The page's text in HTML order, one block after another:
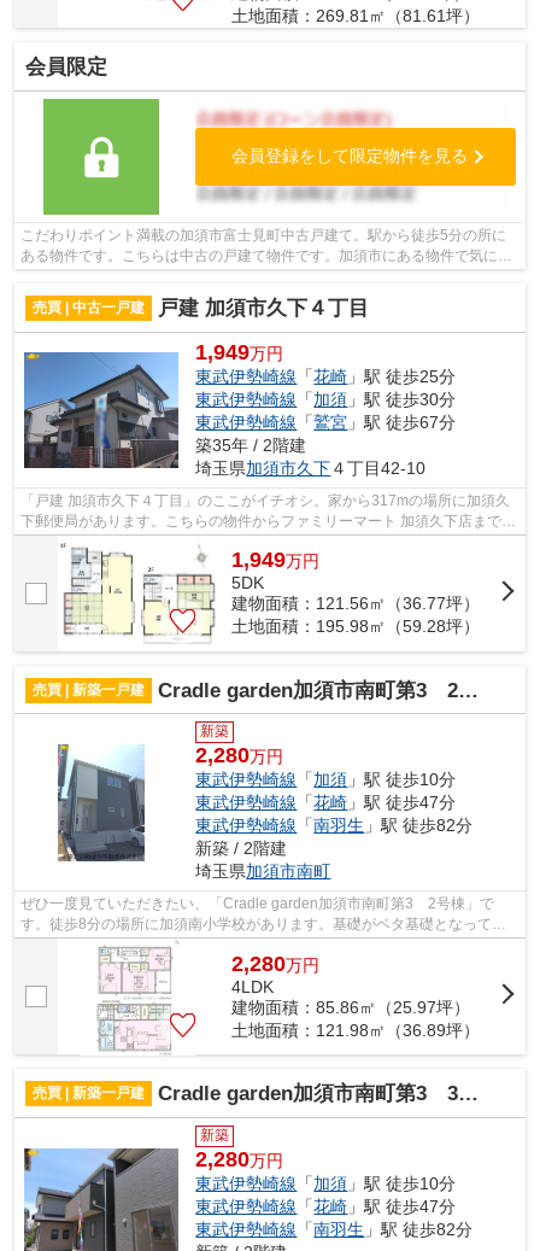
土地面積：269.81㎡（81.61坪）
会員限定
会員登録をして限定物件を見る
こだわりポイント満載の加須市富士見町中古戸建て。駅から徒歩5分の所に
ある物件です。こちらは中古の戸建て物件です。加須市にある物件で気にな
るものが見つかりましたら、お気軽にお...
売買 | 中古一戸建
戸建 加須市久下４丁目
1,949万円
東武伊勢崎線 「花崎 」駅 徒歩25分
東武伊勢崎線 「加須 」駅 徒歩30分
東武伊勢崎線 「鷲宮 」駅 徒歩67分
築35年 / 2階建
埼玉県加須市久下４丁目42-10
「戸建 加須市久下４丁目」のここがイチオシ。家から317mの場所に加須久
下郵便局があります。こちらの物件からファミリーマート 加須久下店まで
404mです。前面道路と高低差がない形状...
1,949万円
5DK
建物面積：121.56㎡（36.77坪）
土地面積：195.98㎡（59.28坪）
売買 | 新築一戸建 Cradle garden加須市南町第3 2号棟
新築
2,280万円
東武伊勢崎線 「加須 」駅 徒歩10分
東武伊勢崎線 「花崎 」駅 徒歩47分
東武伊勢崎線 「南羽生 」駅 徒歩82分
新築 / 2階建
埼玉県加須市南町
ぜひ一度見ていただきたい、「Cradle garden加須市南町第3 2号棟」で
す。徒歩8分の場所に加須南小学校があります。基礎がベタ基礎となってい
るので、丈夫な物件です。ニーズのあるピ...
2,280万円
4LDK
建物面積：85.86㎡（25.97坪）
土地面積：121.98㎡（36.89坪）
売買 | 新築一戸建 Cradle garden加須市南町第3 3号棟
新築
2,280万円
東武伊勢崎線 「加須 」駅 徒歩10分
東武伊勢崎線 「花崎 」駅 徒歩47分
東武伊勢崎線 「南羽生 」駅 徒歩82分